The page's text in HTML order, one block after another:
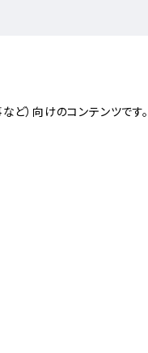
ど）向けのコンテンツです。